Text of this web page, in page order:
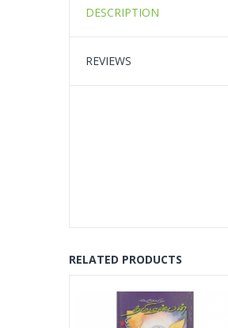
DESCRIPTION
REVIEWS
RELATED PRODUCTS